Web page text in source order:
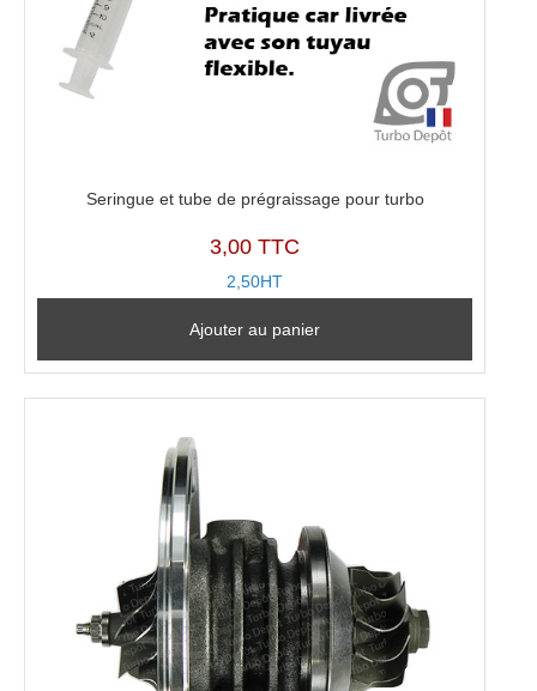
Seringue et tube de prégraissage pour turbo
3,00 TTC
2,50HT
Ajouter au panier